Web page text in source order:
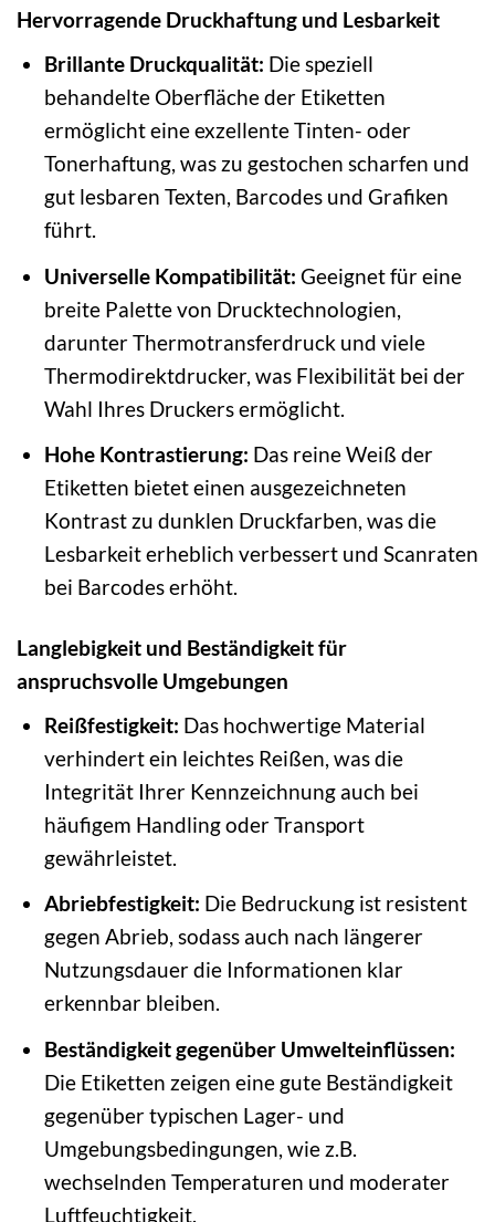
Hervorragende Druckhaftung und Lesbarkeit
Brillante Druckqualität: Die speziell
behandelte Oberfläche der Etiketten
ermöglicht eine exzellente Tinten- oder
Tonerhaftung, was zu gestochen scharfen und
gut lesbaren Texten, Barcodes und Grafiken
führt.
Universelle Kompatibilität: Geeignet für eine
breite Palette von Drucktechnologien,
darunter Thermotransferdruck und viele
Thermodirektdrucker, was Flexibilität bei der
Wahl Ihres Druckers ermöglicht.
Hohe Kontrastierung: Das reine Weiß der
Etiketten bietet einen ausgezeichneten
Kontrast zu dunklen Druckfarben, was die
Lesbarkeit erheblich verbessert und Scanraten
bei Barcodes erhöht.
Langlebigkeit und Beständigkeit für
anspruchsvolle Umgebungen
Reißfestigkeit: Das hochwertige Material
verhindert ein leichtes Reißen, was die
Integrität Ihrer Kennzeichnung auch bei
häufigem Handling oder Transport
gewährleistet.
Abriebfestigkeit: Die Bedruckung ist resistent
gegen Abrieb, sodass auch nach längerer
Nutzungsdauer die Informationen klar
erkennbar bleiben.
Beständigkeit gegenüber Umwelteinflüssen:
Die Etiketten zeigen eine gute Beständigkeit
gegenüber typischen Lager- und
Umgebungsbedingungen, wie z.B.
wechselnden Temperaturen und moderater
Luftfeuchtigkeit.